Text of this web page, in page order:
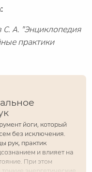
С. А. "Энциклопедия
практики
йоги, который
без исключения.
рук, практик
и влияет на
При этом